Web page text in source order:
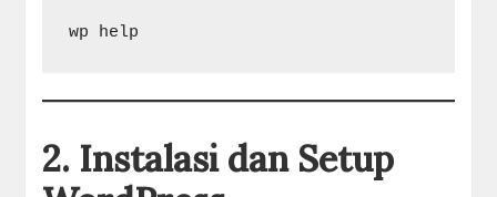
2. Instalasi dan Setup